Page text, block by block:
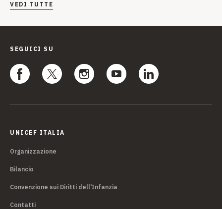
VEDI TUTTE
SEGUICI SU
UNICEF ITALIA
Organizzazione
Bilancio
Convenzione sui Diritti dell'Infanzia
Contatti